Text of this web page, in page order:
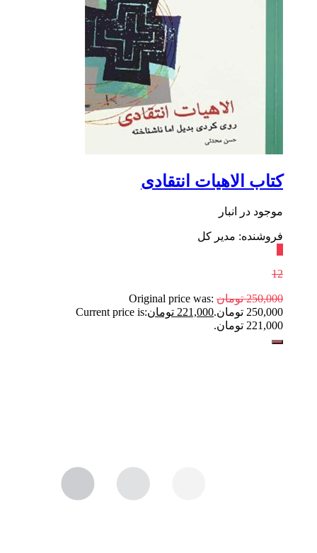
کتاب الاهیات انتقادی
موجود در انبار
فروشنده: مدیر کل
12
250,000 تومان Original price was:
250,000 تومان.
221,000 تومانCurrent price is:
221,000 تومان.